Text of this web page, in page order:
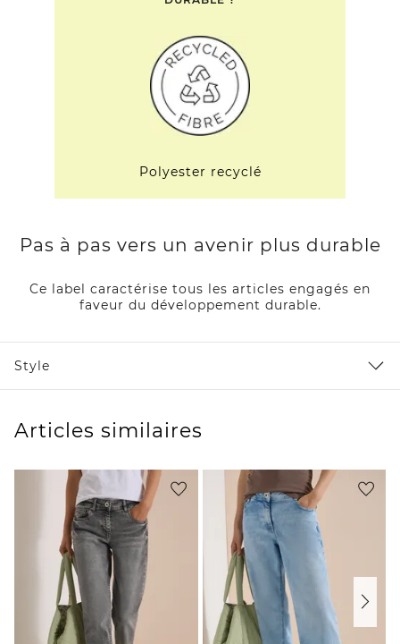
Polyester recyclé
Pas à pas vers un avenir plus durable
Ce label caractérise tous les articles engagés en
faveur du développement durable.
Style
Articles similaires